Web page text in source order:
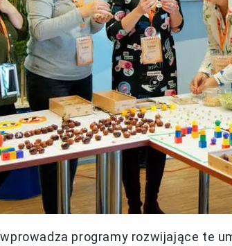
programy rozwijające te